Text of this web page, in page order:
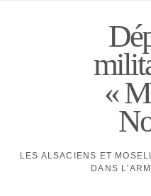
«
LES ALSACIENS ET
DANS